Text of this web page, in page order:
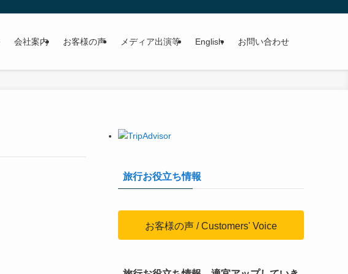
会社案内 お客様の声 メディア出演等 English お問い合わせ
旅行お役立ち情報
お客様の声 / Customers' Voice